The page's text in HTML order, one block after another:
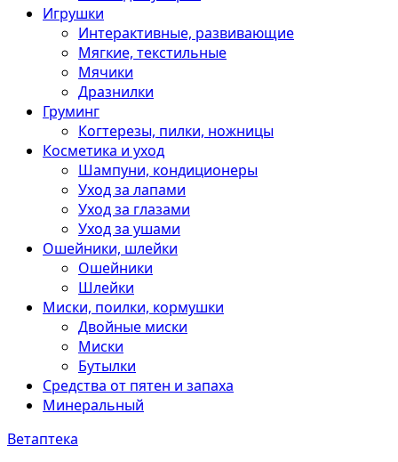
Игрушки
Интерактивные, развивающие
Мягкие, текстильные
Мячики
Дразнилки
Груминг
Когтерезы, пилки, ножницы
Косметика и уход
Шампуни, кондиционеры
Уход за лапами
Уход за глазами
Уход за ушами
Ошейники, шлейки
Ошейники
Шлейки
Миски, поилки, кормушки
Двойные миски
Миски
Бутылки
Средства от пятен и запаха
Минеральный
Ветаптека